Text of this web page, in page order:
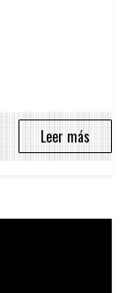
Leer más